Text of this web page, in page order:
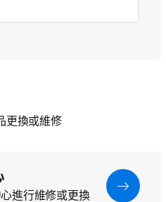
更換或維修
進行維修或更換